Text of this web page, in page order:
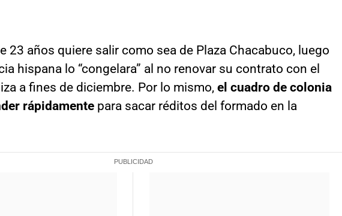
23 años quiere salir como sea de Plaza Chacabuco, luego
hispana lo “congelara” al no renovar su contrato con el
a fines de diciembre. Por lo mismo, el cuadro de colonia
rápidamente para sacar réditos del formado en la